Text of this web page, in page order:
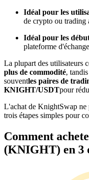
Information
Analyse de
Idéal pour les
de crypto ou trading
Idéal pour les
plateforme
La plupart des utilisateurs
plus de commodité,
souventles paires de
KNIGHT/USDTpour
L'achat de KnightSwap ne
trois étapes simples pour
Comment
(KNIGHT) en 3